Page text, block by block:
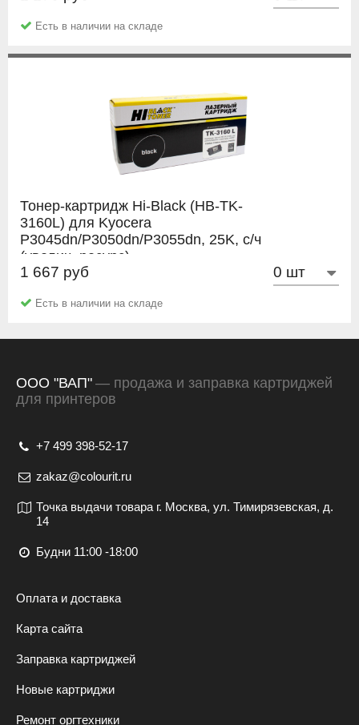
Есть в наличии на складе
Тонер-картридж Hi-Black (HB-TK-
3160L) для Kyocera
P3045dn/P3050dn/P3055dn, 25K, с/ч
(увелич. ресурс)
1 667 руб
Есть в наличии на складе
ООО "ВАП" — продажа и заправка картриджей
для принтеров
+7 499 398-52-17
zakaz@colourit.ru
Точка выдачи товара г. Москва, ул. Тимирязевская, д.
14
Будни 11:00 -18:00
Оплата и доставка
Карта сайта
Заправка картриджей
Новые картриджи
Ремонт оргтехники